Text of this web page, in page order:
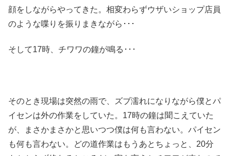
顔をしながらやってきた。相変わらずウザいショップ店員
のような喋りを振りまきながら･･･
そして17時、チワワの鐘が鳴る･･･
そのとき現場は突然の雨で、ズブ濡れになりながら僕とパ
イセンは外の作業をしていた。17時の鐘は聞こえていた
が、まさかまさかと思いつつ僕は何も言わない。パイセン
も何も言わない。どの道作業はもうあとちょっと、20分